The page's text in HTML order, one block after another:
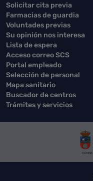
Solicitar cita previa
Farmacias de guardia
Voluntades previas
Su opinión nos interesa
Lista de espera
Acceso correo SCS
Portal empleado
Selección de personal
Mapa sanitario
Buscador de centros
Trámites y servicios